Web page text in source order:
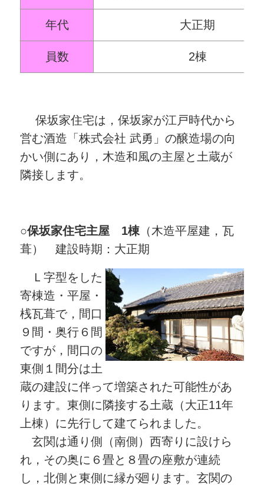
年代 大正期
員数 2棟
保坂家住宅は，保坂家が江戸時代から
営む酒造「株式会社 武勇」の醸造場の向
かい側にあり，木造和風の主屋と土蔵が
隣接します。
○保坂家住宅主屋 1棟 （木造平屋建，瓦
葺） 建設時期：大正期
Ｌ字型をした
寄棟造・平屋・
桟瓦葺で，間口
９間・奥行６間
ですが，間口の
東側１間分は土
蔵の建設に伴って増築された可能性があ
ります。東側に隣接する土蔵（大正11年
上棟）に先行して建てられました。
玄関は通り側（南側）西寄りに設けら
れ，その奥に６畳と８畳の座敷が連続
し，北側と東側に縁が廻ります。玄関の